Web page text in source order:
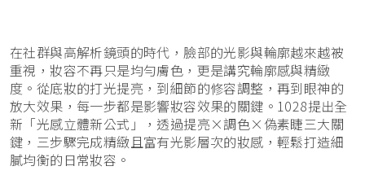
在社群與高解析鏡頭的時代，臉部的光影與輪廓越來越被
重視，妝容不再只是均勻膚色，更是講究輪廓感與精緻
度。從底妝的打光提亮，到細節的修容調整，再到眼神的
放大效果，每一步都是影響妝容效果的關鍵。1028提出全
新「光感立體新公式」，透過提亮×調色×偽素睫三大關
鍵，三步驟完成精緻且富有光影層次的妝感，輕鬆打造細
膩均衡的日常妝容。